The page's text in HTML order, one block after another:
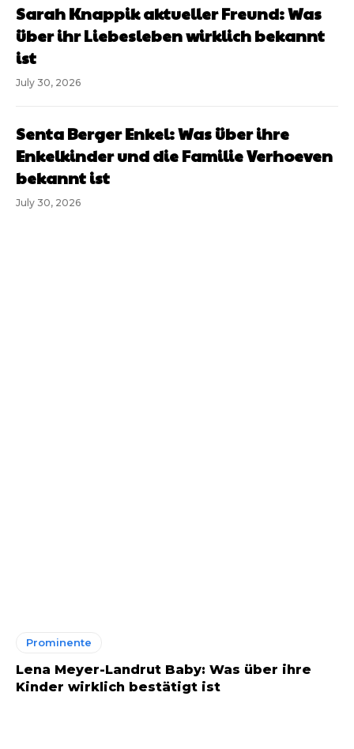
Sarah Knappik aktueller Freund: Was
über ihr Liebesleben wirklich bekannt
ist
July 30, 2026
Senta Berger Enkel: Was über ihre
Enkelkinder und die Familie Verhoeven
bekannt ist
July 30, 2026
Prominente
Lena Meyer-Landrut Baby: Was über ihre
Kinder wirklich bestätigt ist